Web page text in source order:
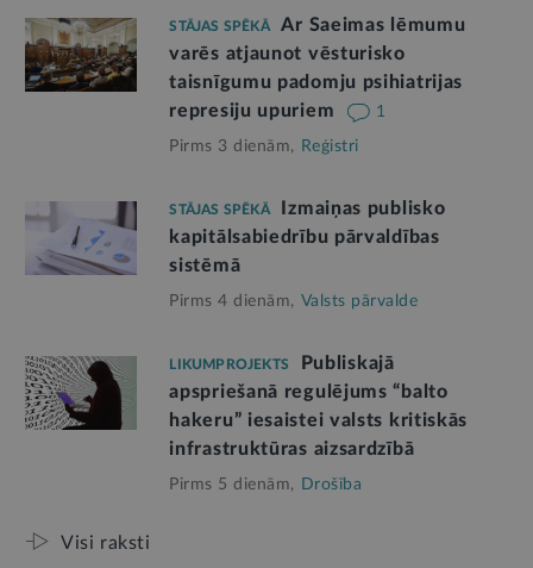
STĀJAS SPĒKĀ
Ar Saeimas lēmumu
varēs atjaunot vēsturisko
taisnīgumu padomju psihiatrijas
represiju upuriem
1
Pirms 3 dienām, Reģistri
STĀJAS SPĒKĀ
Izmaiņas publisko
kapitālsabiedrību pārvaldības
sistēmā
Pirms 4 dienām, Valsts pārvalde
LIKUMPROJEKTS
Publiskajā
apspriešanā regulējums “balto
hakeru” iesaistei valsts kritiskās
infrastruktūras aizsardzībā
Pirms 5 dienām, Drošība
Visi raksti